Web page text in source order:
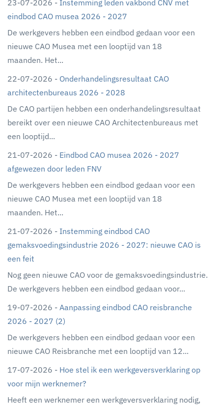
23-07-2026 - Instemming leden vakbond CNV met
eindbod CAO musea 2026 - 2027
De werkgevers hebben een eindbod gedaan voor een
nieuwe CAO Musea met een looptijd van 18
maanden. Het...
22-07-2026 - Onderhandelingsresultaat CAO
architectenbureaus 2026 - 2028
De CAO partijen hebben een onderhandelingsresultaat
bereikt over een nieuwe CAO Architectenbureaus met
een looptijd...
21-07-2026 - Eindbod CAO musea 2026 - 2027
afgewezen door leden FNV
De werkgevers hebben een eindbod gedaan voor een
nieuwe CAO Musea met een looptijd van 18
maanden. Het...
21-07-2026 - Instemming eindbod CAO
gemaksvoedingsindustrie 2026 - 2027: nieuwe CAO is
een feit
Nog geen nieuwe CAO voor de gemaksvoedingsindustrie.
De werkgevers hebben een eindbod gedaan voor...
19-07-2026 - Aanpassing eindbod CAO reisbranche
2026 - 2027 (2)
De werkgevers hebben een eindbod gedaan voor een
nieuwe CAO Reisbranche met een looptijd van 12...
17-07-2026 - Hoe stel ik een werkgeversverklaring op
voor mijn werknemer?
Heeft een werknemer een werkgeversverklaring nodig,